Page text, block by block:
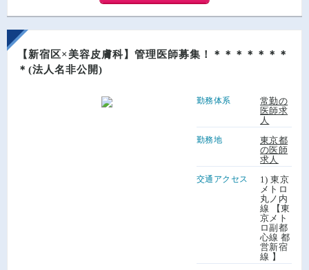
【新宿区×美容皮膚科】管理医師募集！＊＊＊＊＊＊＊
＊(法人名非公開)
勤務体系
常勤の
医師求
人
勤務地
東京都
の医師
求人
交通アクセス
1) 東京
メトロ
丸ノ内
線 【東
京メト
ロ副都
心線 都
営新宿
線 】